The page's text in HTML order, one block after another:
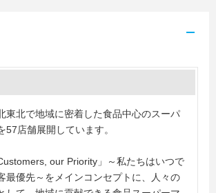
東北で地域に密着した食品中心のスーパ
57店舗展開しています。
our Priority」～私たちはいつで
最優先～をメインコンセプトに、人々の